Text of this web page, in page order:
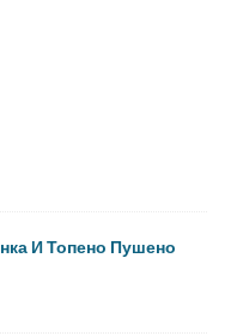
И Топено Пушено